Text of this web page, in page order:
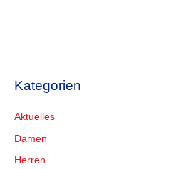
Kategorien
Aktuelles
Damen
Herren